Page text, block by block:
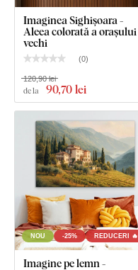
Imaginea Sighișoara -
Aleea colorată a orașului
vechi
(0)
de la 90,70 lei
120,90 lei
NOU -25% REDUCERI 🔥
Imagine pe lemn -